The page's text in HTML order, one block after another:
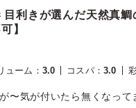
利きが選んだ天然真
】
ューム ： 3.0 コスパ： 3.0
〜気が付いたら無くなっ